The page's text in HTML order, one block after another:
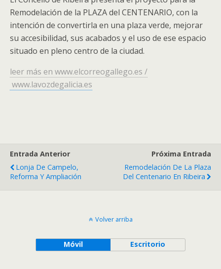
Remodelación de la PLAZA del CENTENARIO, con la
intención de convertirla en una plaza verde, mejorar
su accesibilidad, sus acabados y el uso de ese espacio
situado en pleno centro de la ciudad.
leer más en www.elcorreogallego.es /
www.lavozdegalicia.es
Entrada Anterior
Lonja De Campelo,
Reforma Y Ampliación
Próxima Entrada
Remodelación De La Plaza
Del Centenario En Ribeira
Volver arriba
Móvil Escritorio